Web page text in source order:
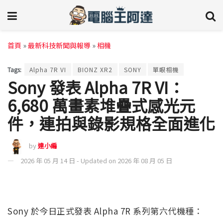
首頁 »最新科技新聞與報導 »相機
Tags: Alpha 7R VI BIONZ XR2 SONY 單眼相機
Sony 發表 Alpha 7R VI：
6,680 萬畫素堆疊式感光元
件，連拍與錄影規格全面進化
by達小編
2026 年 05 月 14 日 - Updated on 2026 年 08 月 05 日
Sony 於今日正式發表 Alpha 7R 系列第六代機種：